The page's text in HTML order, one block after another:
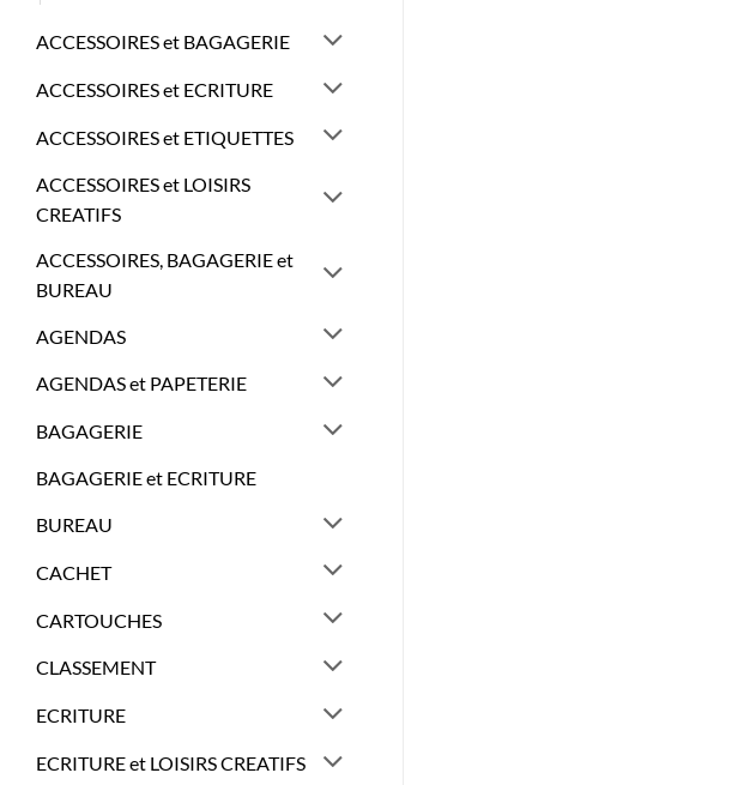
ACCESSOIRES et BAGAGERIE
ACCESSOIRES et ECRITURE
ACCESSOIRES et ETIQUETTES
ACCESSOIRES et LOISIRS
CREATIFS
ACCESSOIRES, BAGAGERIE et
BUREAU
AGENDAS
AGENDAS et PAPETERIE
BAGAGERIE
BAGAGERIE et ECRITURE
BUREAU
CACHET
CARTOUCHES
CLASSEMENT
ECRITURE
ECRITURE et LOISIRS CREATIFS